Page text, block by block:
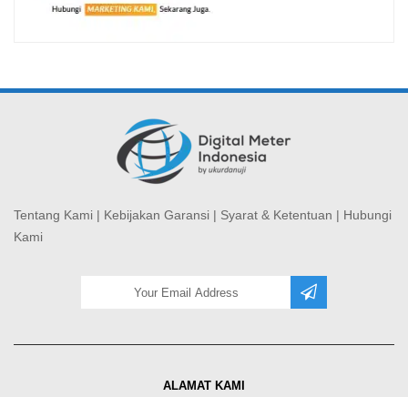
Tentang Kami | Kebijakan Garansi | Syarat & Ketentuan | Hubungi
Kami
ALAMAT KAMI